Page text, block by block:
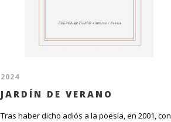
2024
JARDÍN DE VERANO
Tras haber dicho adiós a la poesía, en 2001, con